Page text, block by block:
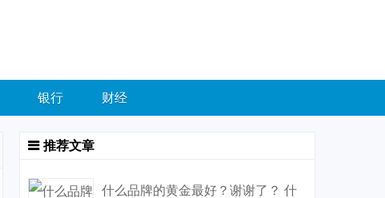
银行 财经
推荐文章
什么品牌的黄金最好？谢谢了？ 什